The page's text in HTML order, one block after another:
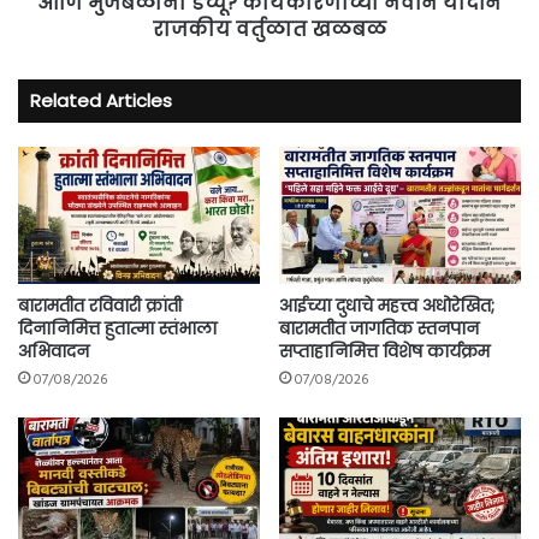
राजकीय
वर्तुळात
खळबळ
राजकीय वर्तुळात खळबळ
Related Articles
बारामतीत रविवारी क्रांती
दिनानिमित्त हुतात्मा स्तंभाला
अभिवादन
07/08/2026
आईच्या दुधाचे महत्त्व अधोरेखित;
बारामतीत जागतिक स्तनपान
सप्ताहानिमित्त विशेष कार्यक्रम
07/08/2026